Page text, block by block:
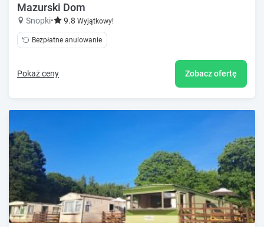
Mazurski Dom
Snopki• 9.8 Wyjątkowy!
Bezpłatne anulowanie
Pokaż ceny Zobacz ofertę